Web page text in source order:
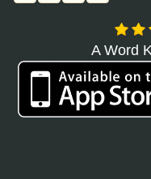
A Word